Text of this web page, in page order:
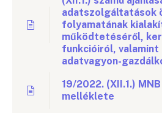
adatszolgáltatások
folyamatának
működtetéséről,
funkcióiról, valamint
adatvagyon-
19/2022. (XII.1.)
melléklete